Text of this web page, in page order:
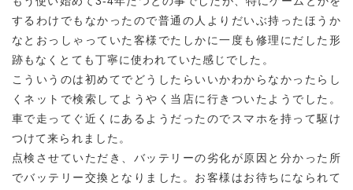
するわけでもなかったので普通の人よりだいぶ持ったほうか
なとおっしゃっていた客様でたしかに一度も修理にだした形
跡もなくとても丁寧に使われていた感じでした。
こういうのは初めてでどうしたらいいかわからなかったらし
くネットで検索してようやく当店に行きついたようでした。
車で走ってぐ近くにあるようだったのでスマホを持って駆け
つけて来られました。
点検させていただき、バッテリーの劣化が原因と分かった所
でバッテリー交換となりました。お客様はお待ちになられて